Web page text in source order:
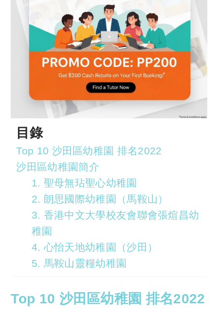
目錄
Top 10 沙田區幼稚園 排名2022
沙田區幼稚園簡介
1. 聖母無玷聖心幼稚園
2. 朗思國際幼稚園（馬鞍山）
3. 香港中文大學校友會聯會張煊昌幼
稚園
4. 心怡天地幼稚園（沙田）
5. 馬鞍山靈糧幼稚園
Top 10 沙田區幼稚園 排名2022